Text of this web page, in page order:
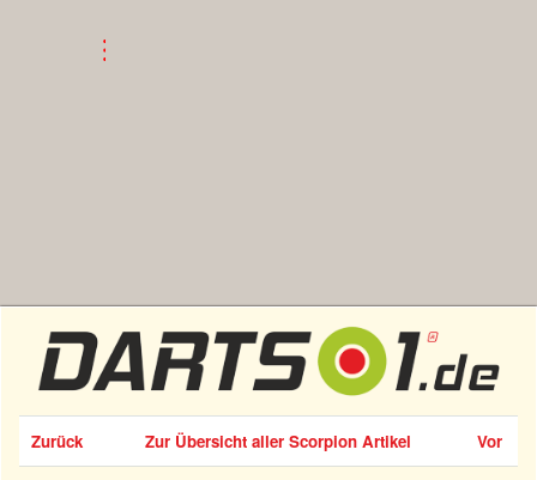
Zurück Zur Übersicht aller Scorpion Artikel Vor